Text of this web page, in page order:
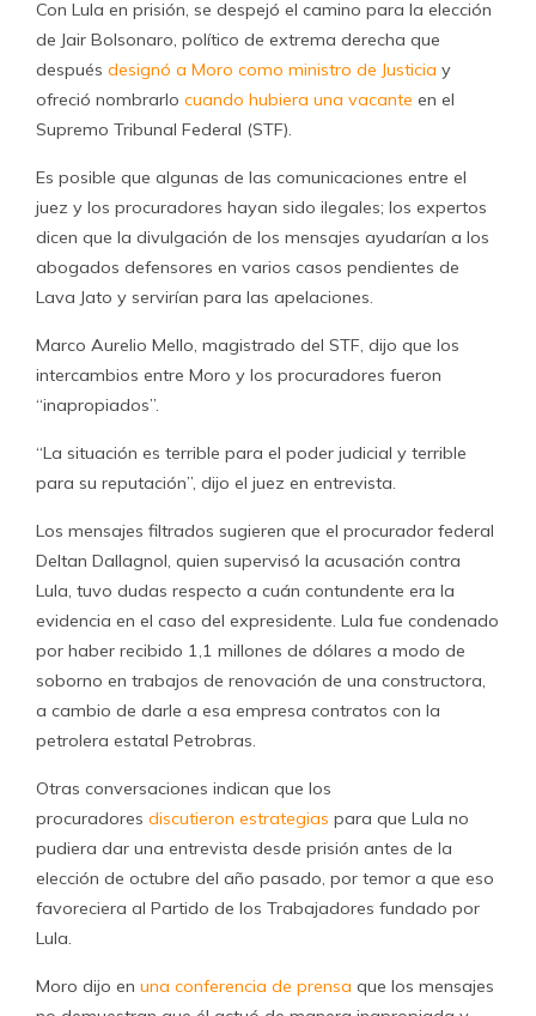
Con Lula en prisión, se despejó el camino para la elección
de Jair Bolsonaro, político de extrema derecha que
después designó a Moro como ministro de Justicia y
ofreció nombrarlo cuando hubiera una vacante en el
Supremo Tribunal Federal (STF).
Es posible que algunas de las comunicaciones entre el
juez y los procuradores hayan sido ilegales; los expertos
dicen que la divulgación de los mensajes ayudarían a los
abogados defensores en varios casos pendientes de
Lava Jato y servirían para las apelaciones.
Marco Aurelio Mello, magistrado del STF, dijo que los
intercambios entre Moro y los procuradores fueron
“inapropiados”.
“La situación es terrible para el poder judicial y terrible
para su reputación”, dijo el juez en entrevista.
Los mensajes filtrados sugieren que el procurador federal
Deltan Dallagnol, quien supervisó la acusación contra
Lula, tuvo dudas respecto a cuán contundente era la
evidencia en el caso del expresidente. Lula fue condenado
por haber recibido 1,1 millones de dólares a modo de
soborno en trabajos de renovación de una constructora,
a cambio de darle a esa empresa contratos con la
petrolera estatal Petrobras.
Otras conversaciones indican que los
procuradores discutieron estrategias para que Lula no
pudiera dar una entrevista desde prisión antes de la
elección de octubre del año pasado, por temor a que eso
favoreciera al Partido de los Trabajadores fundado por
Lula.
Moro dijo en una conferencia de prensa que los mensajes